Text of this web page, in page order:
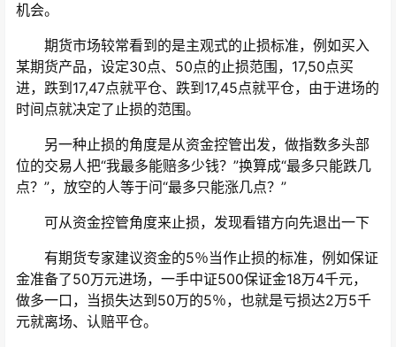
机会。
期货市场较常看到的是主观式的止损标准，例如买入
某期货产品，设定30点、50点的止损范围，17,50点买
进，跌到17,47点就平仓、跌到17,45点就平仓，由于进场的
时间点就决定了止损的范围。
另一种止损的角度是从资金控管出发，做指数多头部
位的交易人把“我最多能赔多少钱？”换算成“最多只能跌几
点？”，放空的人等于问“最多只能涨几点？”
可从资金控管角度来止损，发现看错方向先退出一下
有期货专家建议资金的5％当作止损的标准，例如保证
金准备了50万元进场，一手中证500保证金18万4千元，
做多一口，当损失达到50万的5％，也就是亏损达2万5千
元就离场、认赔平仓。